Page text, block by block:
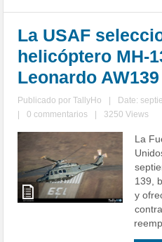
La USAF
helicóptero MH-
Leonardo AW139
Publicado porTallyHo
Date:
0 commentarios 3250 Views
La
139,
y